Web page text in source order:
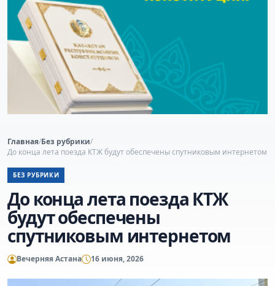
Главная/Без рубрики/
До конца лета поезда КТЖ будут обеспечены спутниковым интернетом
БЕЗ РУБРИКИ
До конца лета поезда КТЖ
будут обеспечены
спутниковым интернетом
Вечерняя Астана 16 июня, 2026